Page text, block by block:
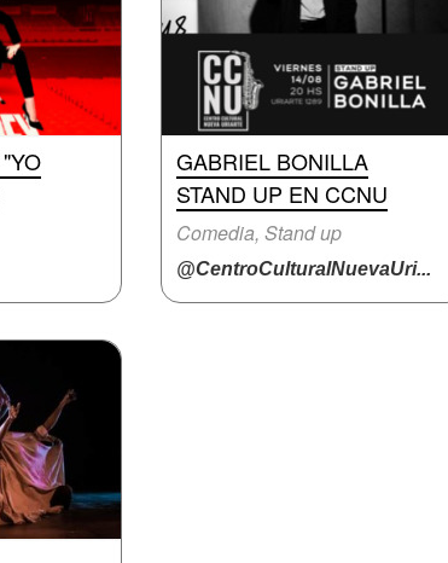
GABRIEL BONILLA
STAND UP EN CCNU
Comedia, Stand up
@CentroCulturalNuevaUri...